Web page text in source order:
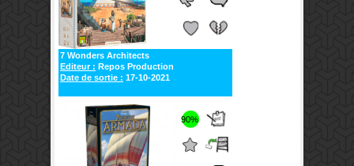
7 Wonders Architects
Editeur : Repos Production
Date de sortie : 17-10-2021
90%